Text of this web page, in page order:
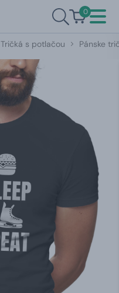
0
Tričká s potlačou Pánske